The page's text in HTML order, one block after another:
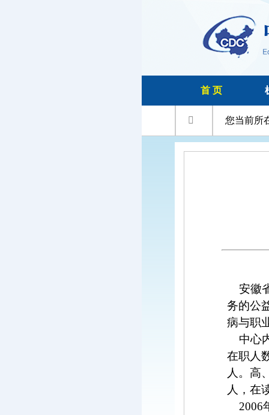
首 页
 您当前所
安徽
务的公
病与职
中心
在职人
人。高
人，在
2006